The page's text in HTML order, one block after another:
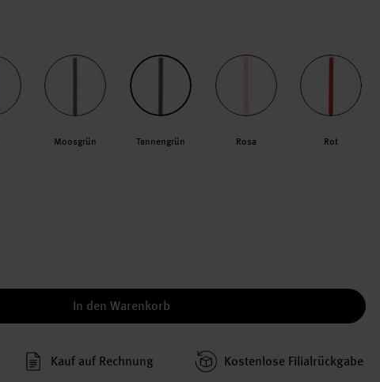
Moosgrün Tannengrün Rosa Rot
In den Warenkorb
Kauf auf Rechnung Kosten­lose Filial­rückgabe